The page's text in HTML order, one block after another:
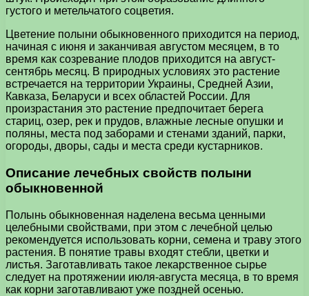
густого и метельчатого соцветия.
Цветение полыни обыкновенного приходится на период,
начиная с июня и заканчивая августом месяцем, в то
время как созревание плодов приходится на август-
сентябрь месяц. В природных условиях это растение
встречается на территории Украины, Средней Азии,
Кавказа, Беларуси и всех областей России. Для
произрастания это растение предпочитает берега
стариц, озер, рек и прудов, влажные лесные опушки и
поляны, места под заборами и стенами зданий, парки,
огороды, дворы, сады и места среди кустарников.
Описание лечебных свойств полыни
обыкновенной
Полынь обыкновенная наделена весьма ценными
целебными свойствами, при этом с лечебной целью
рекомендуется использовать корни, семена и траву этого
растения. В понятие травы входят стебли, цветки и
листья. Заготавливать такое лекарственное сырье
следует на протяжении июля-августа месяца, в то время
как корни заготавливают уже поздней осенью.